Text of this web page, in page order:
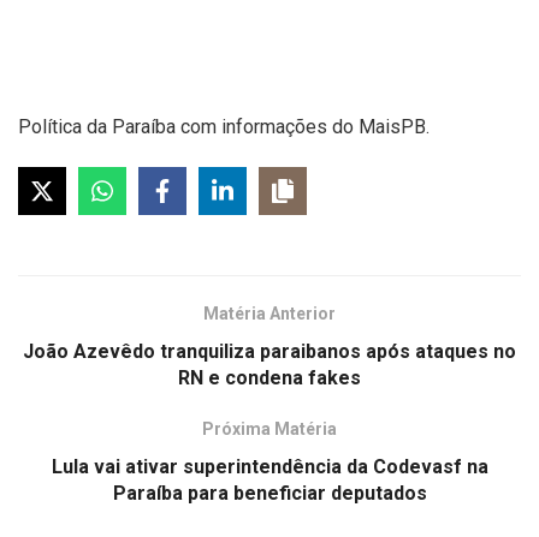
Política da Paraíba com informações do MaisPB.
Matéria Anterior
João Azevêdo tranquiliza paraibanos após ataques no
RN e condena fakes
Próxima Matéria
Lula vai ativar superintendência da Codevasf na
Paraíba para beneficiar deputados